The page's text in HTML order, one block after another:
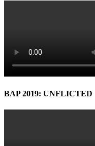
BAP 2019: UNFLICTED